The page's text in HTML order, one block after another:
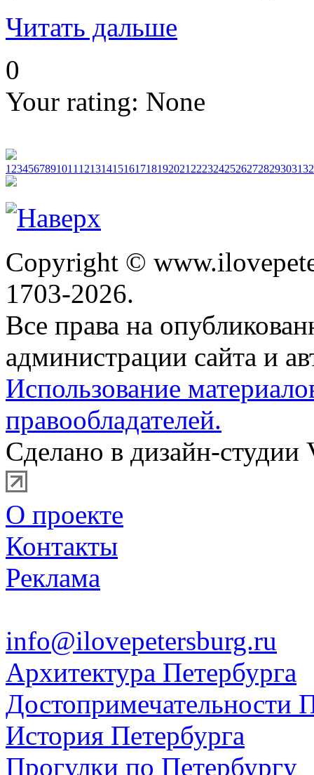
Читать дальше
0
Your rating: None
1 234567891011 12131415161718192021 2223242526272829303132
Copyright ©
1703-2026.
Все права на
администрации сайта и
Использование
правообладателей.
Сделано в дизайн-студии
О проекте
Контакты
Реклама
info@ilovepetersburg.ru
Архитектура Петербурга
Достопримечательности
История Петербурга
Прогулки по Петербургу